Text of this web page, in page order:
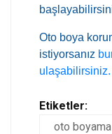
Oto boya
istiyorsanız
ulaşabilirsiniz.
Etiketler:
oto